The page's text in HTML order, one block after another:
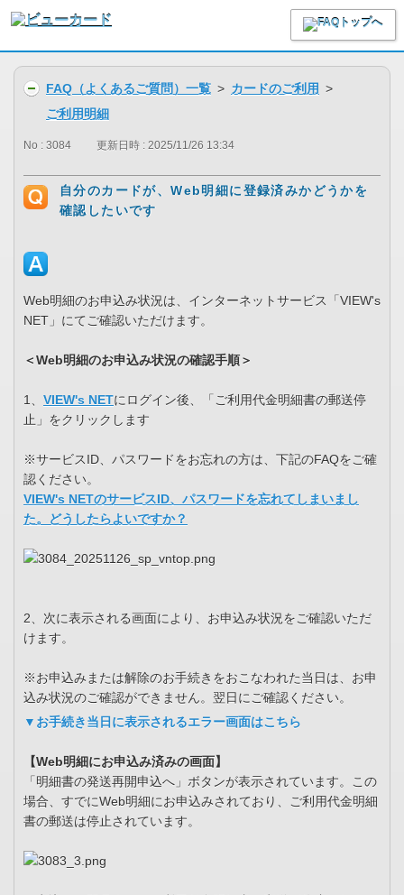
FAQ（よくあるご質問）一覧 > カードのご利用 >
ご利用明細
No : 3084 更新日時 : 2025/11/26 13:34
自分のカードが、Web明細に登録済みかどうかを
確認したいです
Web明細のお申込み状況は、インターネットサービス「VIEW's
NET」にてご確認いただけます。
＜Web明細のお申込み状況の確認手順＞
1、 VIEW's NETにログイン後、「ご利用代金明細書の郵送停
止」をクリックします
※サービスID、パスワードをお忘れの方は、下記のFAQをご確
認ください。
VIEW's NETのサービスID、パスワードを忘れてしまいまし
た。どうしたらよいですか？
2、次に表示される画面により、お申込み状況をご確認いただ
けます。
※お申込みまたは解除のお手続きをおこなわれた当日は、お申
込み状況のご確認ができません。翌日にご確認ください。
▼お手続き当日に表示されるエラー画面はこちら
【Web明細にお申込み済みの画面】
「明細書の発送再開申込へ」ボタンが表示されています。この
場合、すでにWeb明細にお申込みされており、ご利用代金明細
書の郵送は停止されています。